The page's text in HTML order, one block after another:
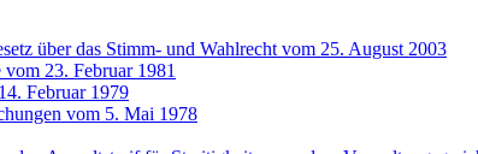
über das Stimm- und Wahlrecht vom 25. August 2003
23. Februar 1981
Februar 1979
vom 5. Mai 1978